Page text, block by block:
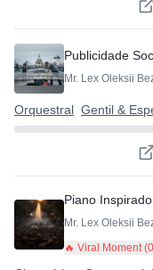
Publicidade
Mr. Lex Oleksii
Orquestral Gentil &
Piano
Mr. Lex Oleksii
🔥 Viral Moment (